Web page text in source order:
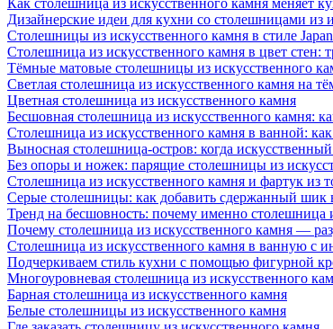
Как столешница из искусственного камня меняет
Дизайнерские идеи для кухни со столешницами из
Столешницы из искусственного камня в стиле
Столешница из искусственного камня в цвет стен:
Тёмные матовые столешницы из искусственного
Светлая столешница из искусственного камня на
Цветная столешница из искусственного камня
Бесшовная столешница из искусственного камня:
Столешница из искусственного камня в ванной:
Выносная столешница-остров: когда
Без опоры и ножек: парящие столешницы из
Столешница из искусственного камня и фартук из
Серые столешницы: как добавить сдержанный шик
Тренд на бесшовность: почему именно
Почему столешница из искусственного камня —
Столешница из искусственного камня в ванную с
Подчеркиваем стиль кухни с помощью фигурной
Многоуровневая столешница из искусственного
Барная столешница из искусственного камня
Белые столешницы из искусственного камня